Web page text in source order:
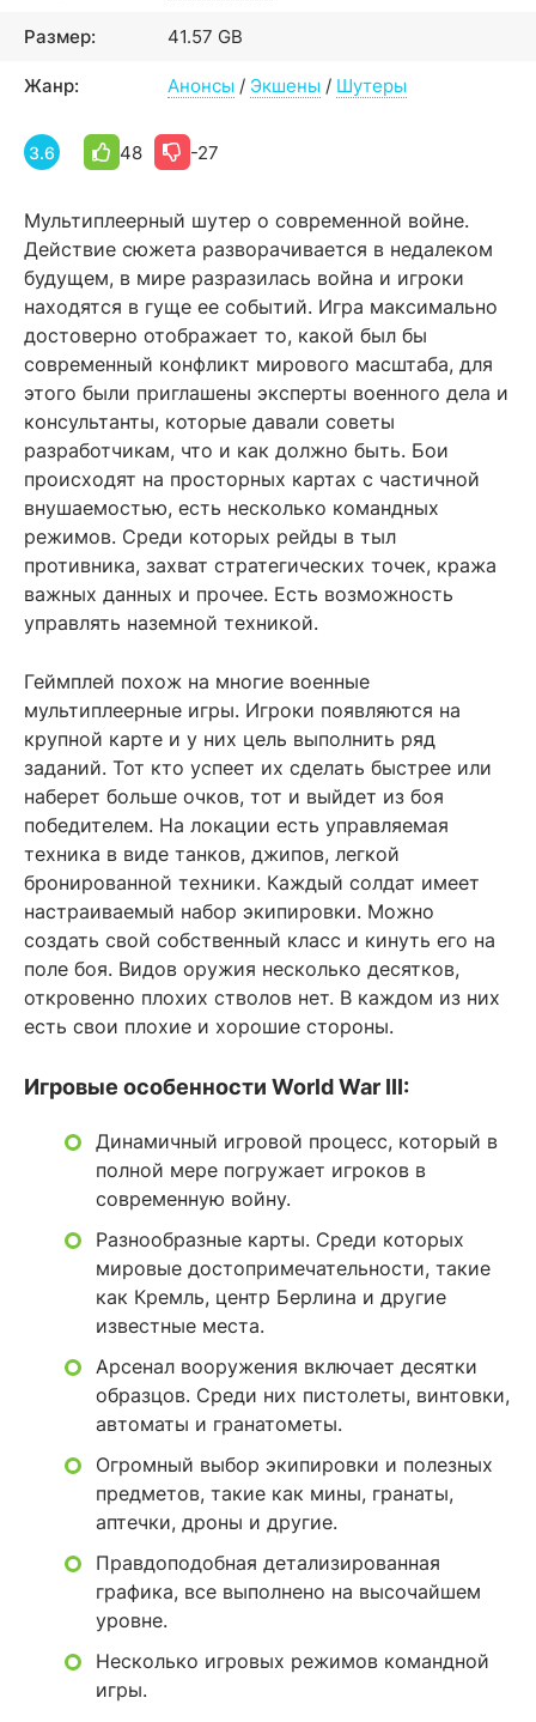
Размер: 41.57 GB
Жанр: Анонсы / Экшены / Шутеры
3.6 48 -27
Мультиплеерный шутер о современной войне.
Действие сюжета разворачивается в недалеком
будущем, в мире разразилась война и игроки
находятся в гуще ее событий. Игра максимально
достоверно отображает то, какой был бы
современный конфликт мирового масштаба, для
этого были приглашены эксперты военного дела и
консультанты, которые давали советы
разработчикам, что и как должно быть. Бои
происходят на просторных картах с частичной
внушаемостью, есть несколько командных
режимов. Среди которых рейды в тыл
противника, захват стратегических точек, кража
важных данных и прочее. Есть возможность
управлять наземной техникой.
Геймплей похож на многие военные
мультиплеерные игры. Игроки появляются на
крупной карте и у них цель выполнить ряд
заданий. Тот кто успеет их сделать быстрее или
наберет больше очков, тот и выйдет из боя
победителем. На локации есть управляемая
техника в виде танков, джипов, легкой
бронированной техники. Каждый солдат имеет
настраиваемый набор экипировки. Можно
создать свой собственный класс и кинуть его на
поле боя. Видов оружия несколько десятков,
откровенно плохих стволов нет. В каждом из них
есть свои плохие и хорошие стороны.
Игровые особенности World War III:
Динамичный игровой процесс, который в
полной мере погружает игроков в
современную войну.
Разнообразные карты. Среди которых
мировые достопримечательности, такие
как Кремль, центр Берлина и другие
известные места.
Арсенал вооружения включает десятки
образцов. Среди них пистолеты, винтовки,
автоматы и гранатометы.
Огромный выбор экипировки и полезных
предметов, такие как мины, гранаты,
аптечки, дроны и другие.
Правдоподобная детализированная
графика, все выполнено на высочайшем
уровне.
Несколько игровых режимов командной
игры.